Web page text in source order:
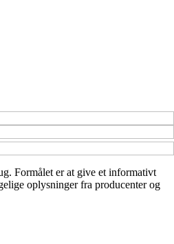
Formålet er at give et informativt
oplysninger fra producenter og